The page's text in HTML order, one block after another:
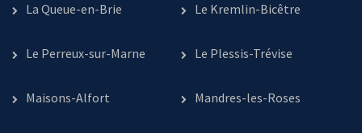
La Queue-en-Brie Le Kremlin-Bicêtre
Le Perreux-sur-Marne Le Plessis-Trévise
Maisons-Alfort Mandres-les-Roses